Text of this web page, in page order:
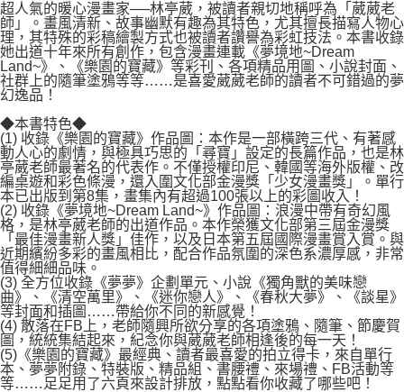
超人氣的暖心漫畫家──林亭葳，被讀者親切地稱呼為「葳葳老
師」。畫風清新、故事幽默有趣為其特色，尤其擅長描寫人物心
理，其特殊的彩稿繪製方式也被讀者讚譽為彩虹技法。本書收錄
她出道十年來所有創作，包含漫畫連載《夢境地~Dream
Land~》、《樂園的寶藏》等彩刊、各項精品用圖、小說封面、
社群上的隨筆塗鴉等等……是喜愛葳葳老師的讀者不可錯過的夢
幻逸品！
◆本書特色◆
(1) 收錄《樂園的寶藏》作品圖：本作是一部橫跨三代、有著感
動人心的劇情，與極具巧思的「尋寶」設定的長篇作品，也是林
亭葳老師最著名的代表作。不僅授權印尼、韓國等海外版權、改
編桌遊和彩色條漫，還入圍文化部金漫獎「少女漫畫獎」。單行
本已出版到第8集，畫集內有超過100張以上的彩圖收入！
(2) 收錄《夢境地~Dream Land~》作品圖：浪漫中帶有奇幻風
格，是林亭葳老師的出道作品。本作榮獲文化部第三屆金漫獎
「最佳漫畫新人獎」佳作，以及日本第五屆國際漫畫賞入賞。與
近期繽紛多彩的畫風相比，配合作品氛圍的深色系濃厚感，非常
值得細細品味。
(3) 全方位收錄《夢夢》企劃單元、小說《獨角獸的美味戀
曲》、《清空萬里》、《迷你戀人》、《春秋大夢》、《談星》
等封面和插圖……帶給你不同的新感覺！
(4) 散落在FB上，老師隨興所欲分享的各項塗鴉、隨筆、節慶賀
圖，統統集結起來，紀念你與葳葳老師相逢後的每一天！
(5)《樂園的寶藏》最經典、讀者最喜愛的拍立得卡，來自單行
本、夢夢附錄、特裝版、精品組、書腰禮、來場禮、FB活動等
等……足足用了六頁來設計排放，點點看你收藏了哪些吧！